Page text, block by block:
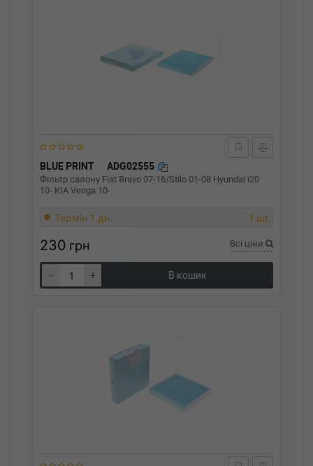
BLUE PRINT ADG02555
Фільтр салону Fiat Bravo 07-16/Stilo 01-08 Hyundai i20
10- KIA Venga 10-
Термін 1 дн. 1 шт.
230 грн Всі ціни
- + В кошик